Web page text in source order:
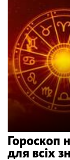
Гороскоп
для всіх